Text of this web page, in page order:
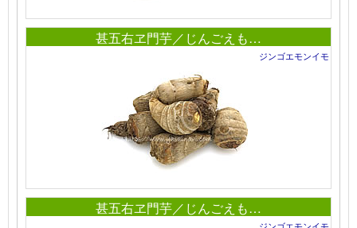
甚五右ヱ門芋／じんごえも…
ジンゴエモンイモ
甚五右ヱ門芋／じんごえも…